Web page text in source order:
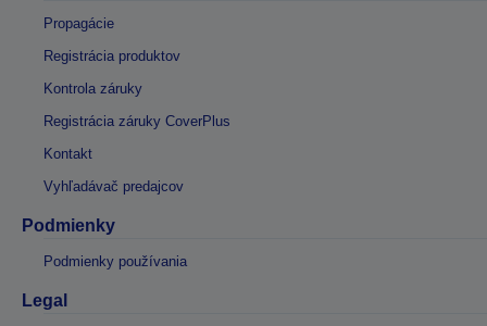
Propagácie
Registrácia produktov
Kontrola záruky
Registrácia záruky CoverPlus
Kontakt
Vyhľadávač predajcov
Podmienky
Podmienky používania
Legal